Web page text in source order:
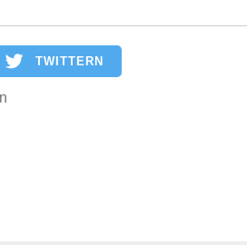
TWITTERN